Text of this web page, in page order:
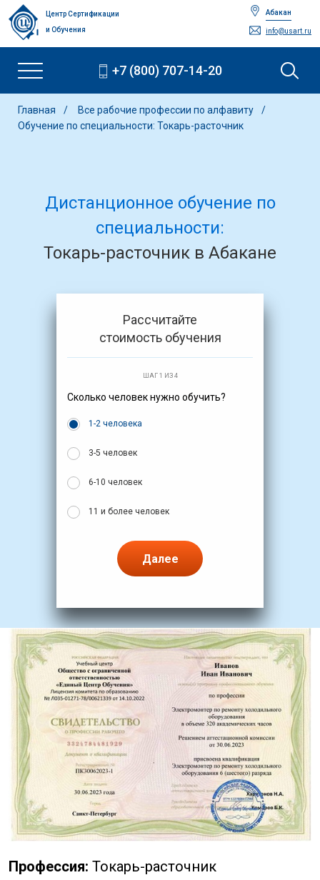
Центр Сертификации
и Обучения
Абакан
info@usart.ru
+7 (800) 707-14-20
Главная
Все рабочие профессии по алфавиту
Обучение по специальности: Токарь-расточник
Дистанционное обучение по
специальности:
Токарь-расточник в Абакане
Рассчитайте
стоимость обучения
ШАГ 1 ИЗ 4
Сколько человек нужно обучить?
1-2 человека
3-5 человек
6-10 человек
11 и более человек
Далее
Профессия: Токарь-расточник